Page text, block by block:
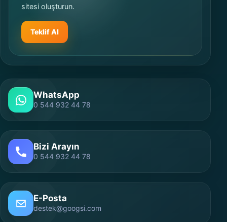
sitesi oluşturun.
Teklif Al
WhatsApp
0 544 932 44 78
Bizi Arayın
0 544 932 44 78
E-Posta
destek@googsi.com